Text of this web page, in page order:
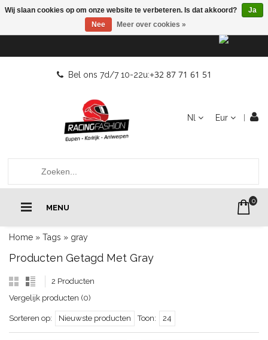
Bel ons 7d/7 10-22u:+32 87 71 61 51
Nl Eur
MENU
0
Home » Tags » gray
Producten Getagd Met Gray
2 Producten
Vergelijk producten (0)
Sorteren op: Nieuwste producten Toon: 24
Wij slaan cookies op om onze website te verbeteren. Is dat akkoord?
Ja
Nee
Meer over cookies »